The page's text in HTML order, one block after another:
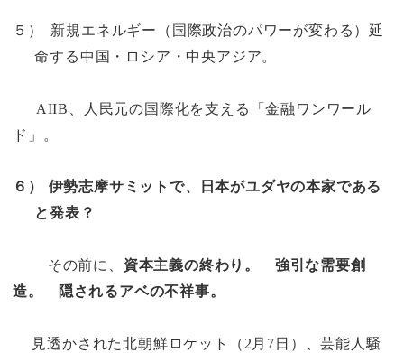
５） 新規エネルギー（国際政治のパワーが変わる）延
命する中国・ロシア・中央アジア。
AIIB
、人民元の国際化を支える「金融ワンワール
ド」。
６）
伊勢志摩サミットで、日本がユダヤの本家である
と発表？
その前に、 資本主義の終わり。 強引な需要創
造。 隠されるアベの不祥事。
見透かされた北朝鮮ロケット（ 2 月 7 日）、芸能人騒